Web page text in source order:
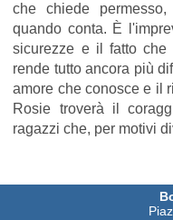
che chiede
quando conta. È
sicurezze e il fatto
rende tutto ancora più
amore che conosce e il
Rosie troverà il
ragazzi che, per motivi